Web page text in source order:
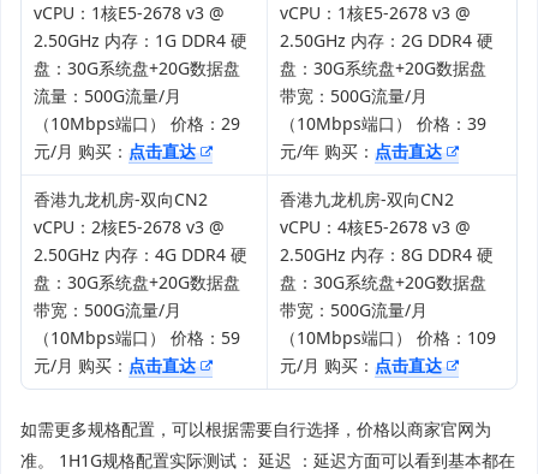
vCPU：1核E5-2678 v3 @
2.50GHz 内存：1G DDR4 硬
盘：30G系统盘+20G数据盘
流量：500G流量/月
（10Mbps端口） 价格：29
元/月 购买： 点击直达
vCPU：1核E5-2678 v3 @
2.50GHz 内存：2G DDR4 硬
盘：30G系统盘+20G数据盘
带宽：500G流量/月
（10Mbps端口） 价格：39
元/年 购买： 点击直达
香港九龙机房-双向CN2
vCPU：2核E5-2678 v3 @
2.50GHz 内存：4G DDR4 硬
盘：30G系统盘+20G数据盘
带宽：500G流量/月
（10Mbps端口） 价格：59
元/月 购买： 点击直达
香港九龙机房-双向CN2
vCPU：4核E5-2678 v3 @
2.50GHz 内存：8G DDR4 硬
盘：30G系统盘+20G数据盘
带宽：500G流量/月
（10Mbps端口） 价格：109
元/月 购买： 点击直达
如需更多规格配置，可以根据需要自行选择，价格以商家官网为
准。 1H1G规格配置实际测试： 延迟 ：延迟方面可以看到基本都在